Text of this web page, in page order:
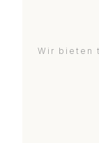
Wir bieten